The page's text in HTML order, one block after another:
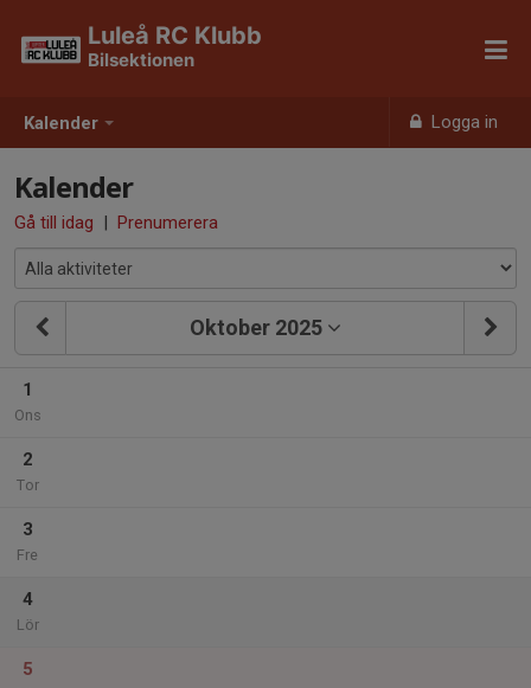
Kalender Logga in
Luleå RC Klubb
Bilsektionen
Kalender
Gå till idag | Prenumerera
Oktober 2025
1
Ons
2
Tor
3
Fre
4
Lör
5